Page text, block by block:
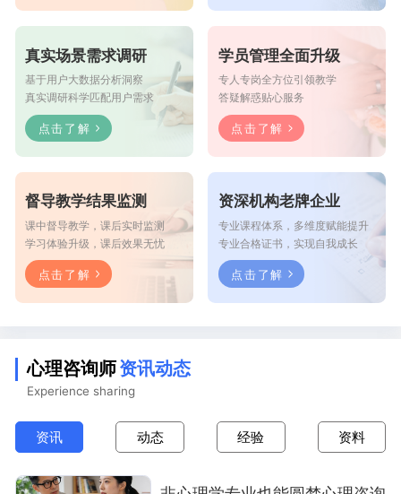
真实场景需求调研
基于用户大数据分析洞察
真实调研科学匹配用户需求
点击了解
学员管理全面升级
专人专岗全方位引领教学
答疑解惑贴心服务
点击了解
督导教学结果监测
课中督导教学，课后实时监测
学习体验升级，课后效果无忧
点击了解
资深机构老牌企业
专业课程体系，多维度赋能提升
专业合格证书，实现自我成长
点击了解
心理咨询师资讯动态
Experience sharing
资讯 动态 经验 资料